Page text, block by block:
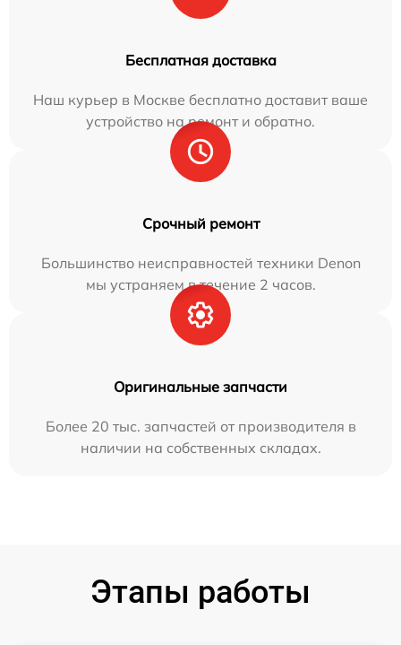
Бесплатная доставка
Наш курьер в Москве бесплатно доставит ваше
устройство на ремонт и обратно.
Срочный ремонт
Большинство неисправностей техники Denon
мы устраняем в течение 2 часов.
Оригинальные запчасти
Более 20 тыс. запчастей от производителя в
наличии на собственных складах.
Этапы работы